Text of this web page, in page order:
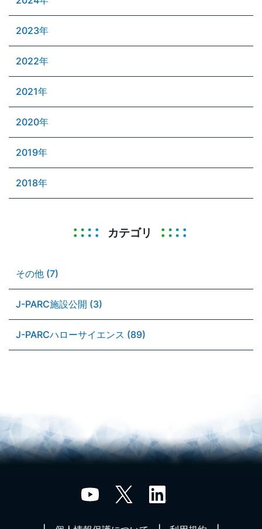
2023年
2022年
2021年
2020年
2019年
2018年
カテゴリ
その他 (7)
J-PARC施設公開 (3)
J-PARCハローサイエンス (89)